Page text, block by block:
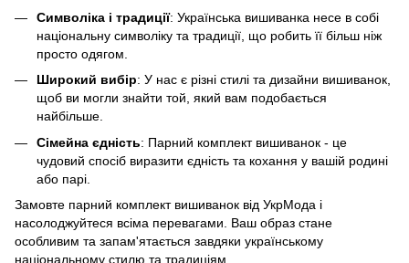
Символіка і традиції: Українська вишиванка несе в собі
національну символіку та традиції, що робить її більш ніж
просто одягом.
Широкий вибір: У нас є різні стилі та дизайни вишиванок,
щоб ви могли знайти той, який вам подобається
найбільше.
Сімейна єдність: Парний комплект вишиванок - це
чудовий спосіб виразити єдність та кохання у вашій родині
або парі.
Замовте парний комплект вишиванок від УкрМода і
насолоджуйтеся всіма перевагами. Ваш образ стане
особливим та запам'ятається завдяки українському
національному стилю та традиціям.